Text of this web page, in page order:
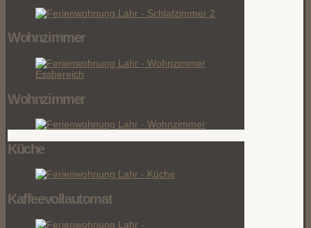
Wohnzimmer
Wohnzimmer
Küche
Kaffeevollautomat